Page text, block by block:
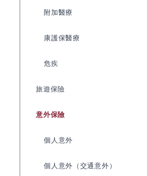
附加醫療
康護保醫療
危疾
旅遊保險
意外保險
個人意外
個人意外（交通意外）